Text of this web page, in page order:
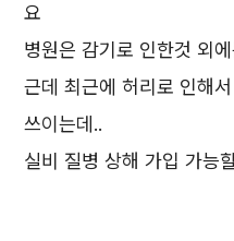
요
병원은 감기로 인한것 외
근데 최근에 허리로 인해
쓰이는데..
실비 질병 상해 가입 가능